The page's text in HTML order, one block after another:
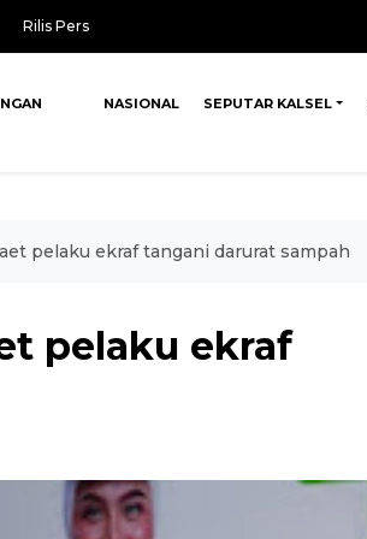
Rilis Pers
NASIONAL SEPUTAR KALSEL
pelaku ekraf tangani darurat sampah
pelaku ekraf